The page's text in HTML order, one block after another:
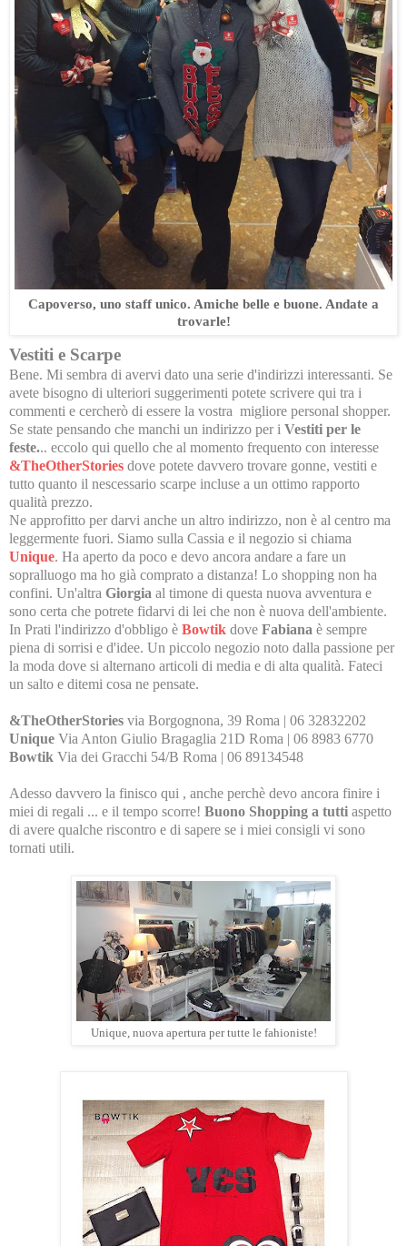
Capoverso, uno staff unico. Amiche belle e buone. Andate a
trovarle!
Vestiti e Scarpe
Bene. Mi sembra di avervi dato una serie d'indirizzi interessanti. Se
avete bisogno di ulteriori suggerimenti potete scrivere qui tra i
commenti e cercherò di essere la vostra migliore personal shopper.
Se state pensando che manchi un indirizzo per i Vestiti per le
feste... eccolo qui quello che al momento frequento con interesse
&TheOtherStories dove potete davvero trovare gonne, vestiti e
tutto quanto il nescessario scarpe incluse a un ottimo rapporto
qualità prezzo.
Ne approfitto per darvi anche un altro indirizzo, non è al centro ma
leggermente fuori. Siamo sulla Cassia e il negozio si chiama
Unique. Ha aperto da poco e devo ancora andare a fare un
sopralluogo ma ho già comprato a distanza! Lo shopping non ha
confini. Un'altra Giorgia al timone di questa nuova avventura e
sono certa che potrete fidarvi di lei che non è nuova dell'ambiente.
In Prati l'indirizzo d'obbligo è Bowtik dove Fabiana è sempre
piena di sorrisi e d'idee. Un piccolo negozio noto dalla passione per
la moda dove si alternano articoli di media e di alta qualità. Fateci
un salto e ditemi cosa ne pensate.
&TheOtherStories via Borgognona, 39 Roma | 06 32832202
Unique Via Anton Giulio Bragaglia 21D Roma | 06 8983 6770
Bowtik Via dei Gracchi 54/B Roma | 06 89134548
Adesso davvero la finisco qui , anche perchè devo ancora finire i
miei di regali ... e il tempo scorre! Buono Shopping a tutti aspetto
di avere qualche riscontro e di sapere se i miei consigli vi sono
tornati utili.
Unique, nuova apertura per tutte le fahioniste!